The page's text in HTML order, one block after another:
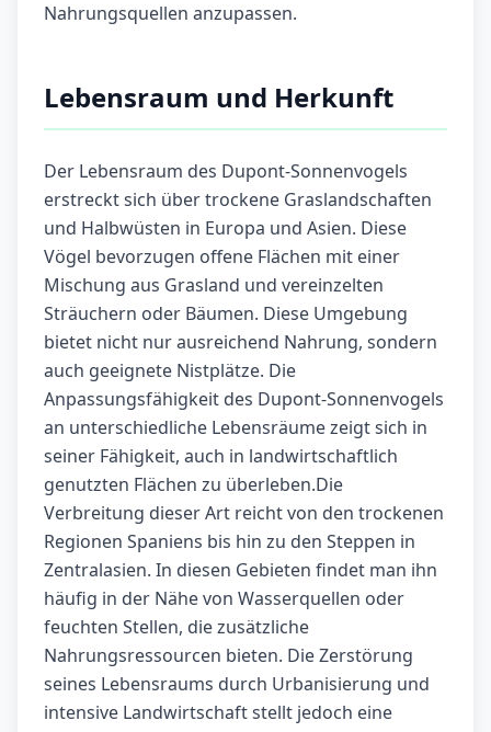
Nahrungsquellen anzupassen.
Lebensraum und Herkunft
Der Lebensraum des Dupont-Sonnenvogels
erstreckt sich über trockene Graslandschaften
und Halbwüsten in Europa und Asien. Diese
Vögel bevorzugen offene Flächen mit einer
Mischung aus Grasland und vereinzelten
Sträuchern oder Bäumen. Diese Umgebung
bietet nicht nur ausreichend Nahrung, sondern
auch geeignete Nistplätze. Die
Anpassungsfähigkeit des Dupont-Sonnenvogels
an unterschiedliche Lebensräume zeigt sich in
seiner Fähigkeit, auch in landwirtschaftlich
genutzten Flächen zu überleben.Die
Verbreitung dieser Art reicht von den trockenen
Regionen Spaniens bis hin zu den Steppen in
Zentralasien. In diesen Gebieten findet man ihn
häufig in der Nähe von Wasserquellen oder
feuchten Stellen, die zusätzliche
Nahrungsressourcen bieten. Die Zerstörung
seines Lebensraums durch Urbanisierung und
intensive Landwirtschaft stellt jedoch eine